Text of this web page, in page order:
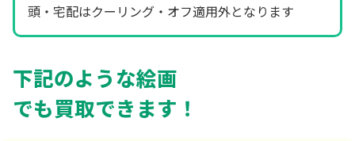
頭・宅配はクーリング・オフ適用外となります
下記のような絵画
でも買取できます！